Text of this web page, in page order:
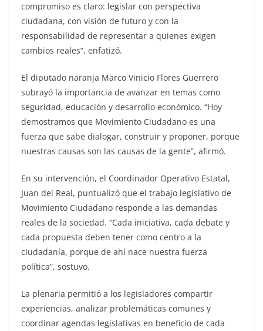
compromiso es claro: legislar con perspectiva
ciudadana, con visión de futuro y con la
responsabilidad de representar a quienes exigen
cambios reales”, enfatizó.
El diputado naranja Marco Vinicio Flores Guerrero
subrayó la importancia de avanzar en temas como
seguridad, educación y desarrollo económico. “Hoy
demostramos que Movimiento Ciudadano es una
fuerza que sabe dialogar, construir y proponer, porque
nuestras causas son las causas de la gente”, afirmó.
En su intervención, el Coordinador Operativo Estatal,
Juan del Real, puntualizó que el trabajo legislativo de
Movimiento Ciudadano responde a las demandas
reales de la sociedad. “Cada iniciativa, cada debate y
cada propuesta deben tener como centro a la
ciudadanía, porque de ahí nace nuestra fuerza
política”, sostuvo.
La plenaria permitió a los legisladores compartir
experiencias, analizar problemáticas comunes y
coordinar agendas legislativas en beneficio de cada